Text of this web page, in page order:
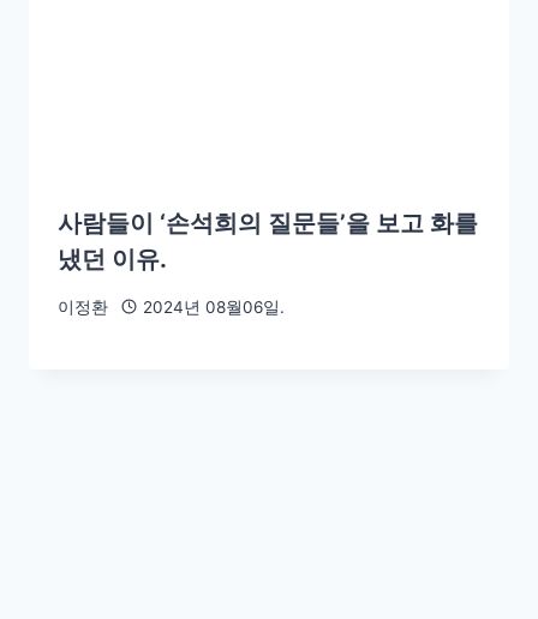
사람들이 ‘손석희의 질문들’을 보고 화를
냈던 이유.
이정환 2024년 08월06일.